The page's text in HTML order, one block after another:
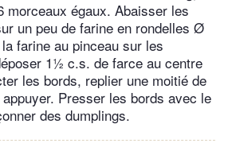
morceaux égaux. Abaisser les
un peu de farine en rondelles Ø
farine au pinceau sur les
1½ c.s. de farce au centre
les bords, replier une moitié de
Presser les bords avec le
des dumplings.